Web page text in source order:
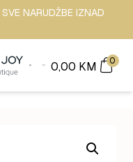
NARUDŽBE IZNAD
0,00 KM 0